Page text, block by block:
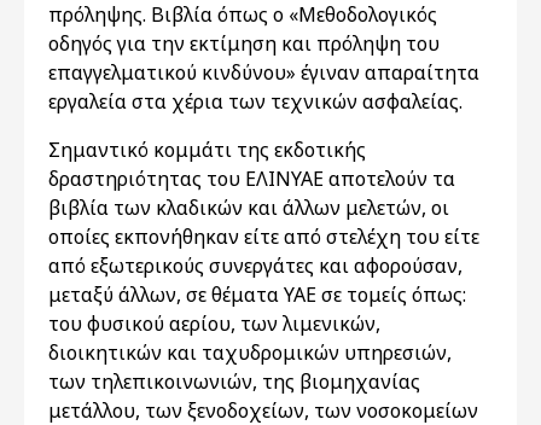
πρόληψης. Βιβλία όπως ο «Μεθοδολογικός
οδηγός για την εκτίμηση και πρόληψη του
επαγγελματικού κινδύνου» έγιναν απαραίτητα
εργαλεία στα χέρια των τεχνικών ασφαλείας.
Σημαντικό κομμάτι της εκδοτικής
δραστηριότητας του ΕΛΙΝΥΑΕ αποτελούν τα
βιβλία των κλαδικών και άλλων μελετών, οι
οποίες εκπονήθηκαν είτε από στελέχη του είτε
από εξωτερικούς συνεργάτες και αφορούσαν,
μεταξύ άλλων, σε θέματα ΥΑΕ σε τομείς όπως:
του φυσικού αερίου, των λιμενικών,
διοικητικών και ταχυδρομικών υπηρεσιών,
των τηλεπικοινωνιών, της βιομηχανίας
μετάλλου, των ξενοδοχείων, των νοσοκομείων